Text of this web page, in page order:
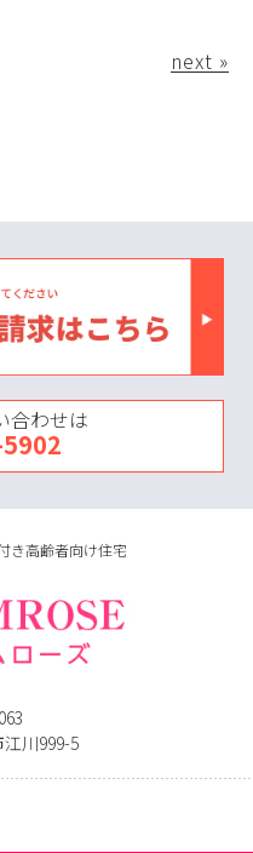
next »
合わせは
き高齢者向け住宅
川999-5